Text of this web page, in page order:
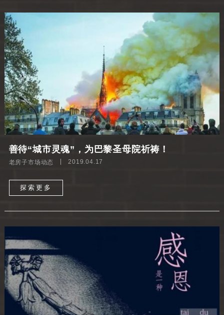
善待“城市灵魂”，为巴黎圣母院祈祷！
老房子市场动态 2019.04.17
探索更多